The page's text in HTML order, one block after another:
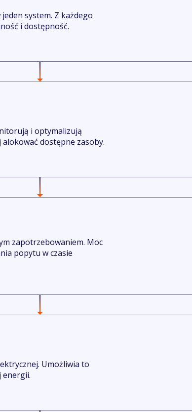
system. Z każdego
i dostępność.
i optymalizują
dostępne zasoby.
zapotrzebowaniem. Moc
popytu w czasie
Umożliwia to
energii.